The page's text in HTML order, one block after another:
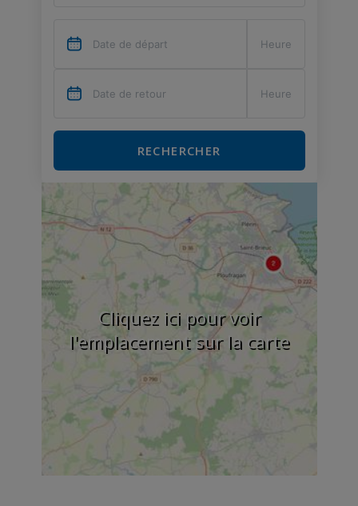
RECHERCHER
Cliquez ici pour voir
l'emplacement sur la carte